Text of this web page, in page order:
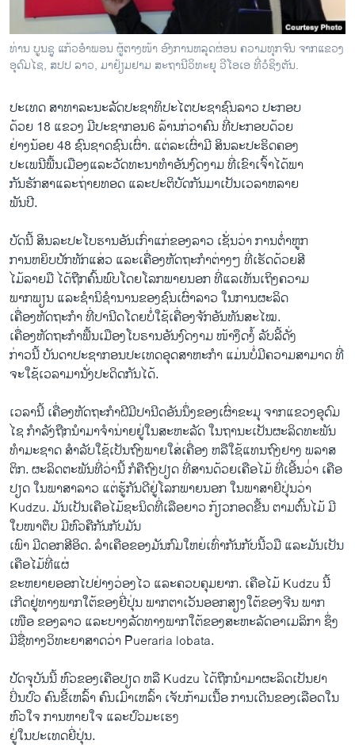
ພາສາອັງກິດ
ວີດີໂອ
ລາຍການກະຈາຍສຽງ
ລາຍງານ
ຕິດຕາມພວກເຮົາ ທີ່
ພາສາຕ່າງໆ
ທ່ານ ບູນຊູ ແກ້ວອໍາພອນ ຜູ້ຕາງໜ້າ ອົງການຫລຸດຜ່ອນ ຄວາມທຸກຈົນ ຈາກແຂວງ
ອຸດົມໄຊ, ສປປ ລາວ, ມາຢ້ຽມຢາມ ສະຖານີວິທະຍຸ ວີໂອເອ ທີ່ວໍຊິງຕັນ.
ປະ​ເທດ ສາທາລະນະລັດປະຊາທິປະໄຕປະຊາຊົນ​ລາວ ປະກອບ
​ດ້ວຍ 18 ​ແຂວງ ມີ​ປະຊາກອນ6 ລ້ານ​ກ່ວາ​ຄົນ ທີ່ປະກອບ​ດ້ວຍ
ຢ່າງ​ນ້ອຍ 48 ​ຊົນຊາດຊົນເຜົ່າ.​ ​ແຕ່ລ​ະ​ເຜົ່າມີ ສິນລະປະຮິດຄອງ​
ປະ​ເພນີພື້ນເມືອງແລະວັດ​ທະ​ນາ​ທໍ​າອັນງົດງາ​ມ ​ທີ່​ເຂົາ​ເຈົ້າໄດ້ພາ
ກັນຮັກສາແລະ​ຖ່າຍທອດ ແລະປະຕິບັດກັນ​ມາເປັນ​ເວລາ​ຫລາຍ
ພັນ​ປີ.
ບັດ​ນີ້ ສິນ​ລະ​ປະໂບຮານອັນ​ເກົ່າ​ແກ່ຂອງ​ລາວ ເຊັ່ນວ່າ ການ​ຕໍ່າຫູກ
ການຫຍິບ​ປັກທັກ​ແສ່ວ ​ແລະເຄື່ອງຫັດຖະ​ກໍາ​ຕ່າງໆ ​ທີ່​ເຮັດ​ດ້ວຍສີ
​ໄມ້ລາຍ​ມື​ ໄດ້ຖືກ​ຄົ້ນພົບໂດຍ​ໂລກ​ພາຍນອກ ທີ່​ແລ​ເຫັນ​ເຖິງຄວາມ
ພາກພຽນ​ ແລະ​ຊໍານິຊໍານານຂອງ​ຊົນ​ເຜົ່າ​ລາວ ໃນ​ການ​ຜະລິດ
​ເຄື່ອງຫັດຖະ​ກໍາ ​ທີ່​ປານີດ​ໂດຍບໍ່​ໃຊ້​ເຄື່ອງ​ຈັກອັນທັນສະໄໝ. ​
ເຄື່ອງຫັດຖະກໍາພື້ນເມືອງ​ໂບຣານອັນ​ງົດ​ງາມ ໜ້າ​ງຶດ​ງໍ້ ລັບ​ລີ້ດັ່ງ
ກ່າວ​ນີ້ ບັນດາປະ​ຊາກ​ອນປະເທດ​ອຸດສາຫະກໍາ ​ແມ່ນ​ບໍ່​ມີ​ຄວາມ​ສາມາດ ​ທີ່​
ຈະໃຊ້​ເວລາ​ມາ​ນັ່ງ​ປະດິດ​ກັນ​ໄດ້​.
​ເວລາ​ນີ້ ​ເຄື່ອງ​ຫັດຖະ​ກໍາ​ຝີ​ມີ​ປານີດ​ອັນ​ນຶ່ງ​ຂອງ​ເຜົ່າ​ຂະມຸ ຈາກ​ແຂ​ວງອຸດົມ
ໄຊ ກໍາລັງ​ຖືກນໍາ​ມາ​ຈໍາ​ນ່າຍຢູ່​ໃນ​ສະຫະລັດ ​ໃນ​ຖານະ​ເປັນ​ຜະລິດ​ທະ​ພັນ​
ທໍາ​ມະ​ຊາດ ສໍາລັບ​ໃຊ້ເປັນຖົງພາຍ​ໃສ່​ເຄື່ອງ ຫລືໃຊ້ແທນ​ຖົງຢາງ ພລາສ
ຕິກ. ຜະລິດ​ຕະພັນ​ທີ່​ວ່າ​ນີ້ ກໍ​ຄື​ຖົງ​ປຽດ ທີ່​ສານ​ດ້ວຍເຄືອ​ໄມ້ ທີ່​ເອີ້ນ​ວ່່າ ເຄືອ​
ປຽດ ໃນພາສາ​ລາວ ແຕ່​ຮູ້​ກັນ​ດີ​ຢູ່​ໂລກ​ພາຍ​ນອກ​ ໃນພາສາຍີ​ປຸ່ນວ່າ
Kudzu. ​ມັນເປັນ​ເຄືອ​ໄມ້ຊະ​ນິດ​ທີ່ເລືອຍາວ ກ້ຽວ​ກອດ​ຂື້ນ ຕາມຕົ້ນ​ໄມ້ ມີ
ໃບໜາ​ຕຶບ ​ມີ​ຫົວ​ຄື​ກັນ​ກັບມັນ
​ເພົາ ມີດ​ອກສີອິດ. ​ລໍາ​ເຄືອຂອງ​ມັນ​ກົມ​ໃຫຍ່​ເທົ່າ​ກັນກັບ​ນີ້ວມື ​ແລະ​ມັນ​ເປັນ​
ເຄືອໄມ້​ທີ່ແຜ່
ຂະຫຍາຍ​ອອກ​ໄປຢ່າງ​ວ່ອງ​ໄວ ແລະຄວບ​ຄຸ​ມຍາກ. ​ເຄືອ​ໄມ້ Kudzu ນີ້ ​
ເກີດຢູ່​ທາງພາກ​ໃຕ້​ຂອງຍີ່ປຸ່ນ ​ພາກ​ຕາ​ເວັນ​ອອກສຽງ​ໃຕ້​ຂອງຈີນ ພາກ​
ເໜືອ ຂອງ​ລາວ ແລະບາງລັດທາງພາກ​ໃຕ້ຂອງສະຫະລັດອາ​ເມ​ລິ​ກາ ​ຊຶ່ງ
ມີ​ຊື່ທາງ​ວິທະຍາສາດວ່າ Pueraria lobata.
​ປັດ​ຈຸ​ບັນ​ນີ້ ຫົວ​ຂອງເຄືອປຽດ ຫລື Kudzu ​ໄດ້​ຖືກນໍາມາຜະ​ລິດ​ເປັນຢາ
ປິ່ນ​ປົວ ຄົນ​ຂີ້​ເຫລົ້າ ​ຄົນເມົາ​ເຫລົ້າ ​ເຈັບກ້າມ​ເນື້ອ ​ການ​ເດີນ​ຂອງເລືອດໃນ
ຫົວ​ໃຈ ການຫາຍ​ໃຈ ​ແລະ​ປົວ​ມະ​ເຮ​ງ
ຢູ່​ໃນ​ປະ​ເທດ​ຍີ່ປຸ່ນ.